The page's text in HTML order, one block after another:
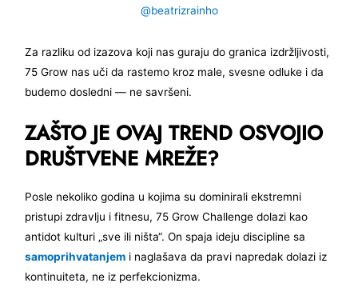
@beatrizrainho
Za razliku od izazova koji nas guraju do granica izdržljivosti,
75 Grow nas uči da rastemo kroz male, svesne odluke i da
budemo dosledni — ne savršeni.
ZAŠTO JE OVAJ TREND OSVOJIO
DRUŠTVENE MREŽE?
Posle nekoliko godina u kojima su dominirali ekstremni
pristupi zdravlju i fitnesu, 75 Grow Challenge dolazi kao
antidot kulturi „sve ili ništa“. On spaja ideju discipline sa
samoprihvatanjem i naglašava da pravi napredak dolazi iz
kontinuiteta, ne iz perfekcionizma.